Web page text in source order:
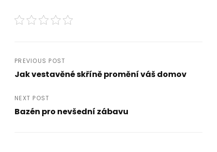
Navigace
příspěvek
PREVIOUS POST
Jak vestavěné skříně promění váš domov
Post
NEXT POST
Bazén pro nevšední zábavu